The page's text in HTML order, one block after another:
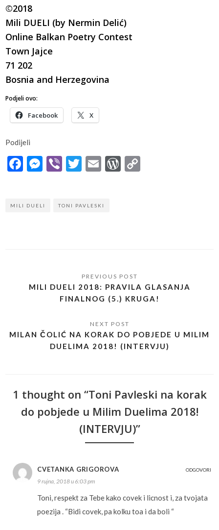
©2018
Mili DUELI (by Nermin Delić)
Online Balkan Poetry Contest
Town Jajce
71 202
Bosnia and Herzegovina
Podjeli ovo:
Facebook X
Podijeli
Facebook
Messenger
ViberTwitter
EmailWordPress
MILI DUELI TONI PAVLESKI
MILI DUELI 2018: PRAVILA GLASANJA
FINALNOG (5.) KRUGA!
MILAN ČOLIĆ NA KORAK DO POBJEDE U MILIM
DUELIMA 2018! (INTERVJU)
1 thought on “Toni Pavleski na korak
do pobjede u Milim Duelima 2018!
(INTERVJU)”
CVETANKA GRIGOROVA
9 rujna, 2018 u 6:03 pm
Toni, respekt za Tebe kako covek i licnost i, za tvojata
poezija . “Bidi covek, pa kolku toa i da boli “
ODGOVORI